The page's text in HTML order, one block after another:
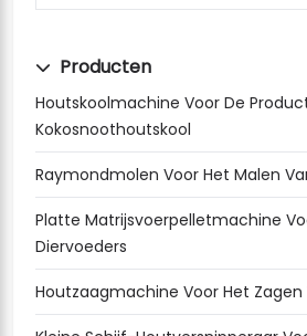
Producten
Houtskoolmachine Voor De
Kokosnoothoutskool
Raymondmolen Voor Het Malen
Platte Matrijsvoerpelletmachine
Diervoeders
Houtzaagmachine Voor Het Zagen